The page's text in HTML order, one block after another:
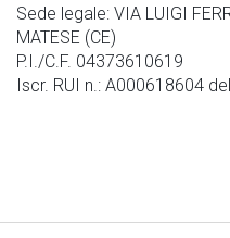
Sede legale: VIA LUIGI
MATESE (CE)
P.I./C.F. 04373610619
Iscr. RUI n.: A000618604